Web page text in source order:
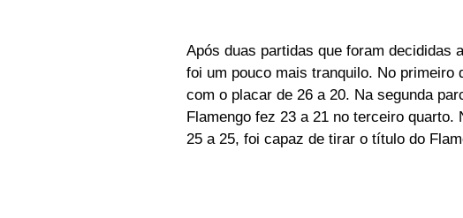
Após duas partidas que foram decididas
foi um pouco mais tranquilo. No
com o placar de 26 a 20. Na segunda
Flamengo fez 23 a 21 no terceiro
25 a 25, foi capaz de tirar o título do